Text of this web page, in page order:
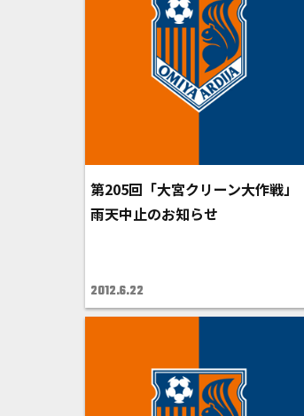
第205回「大宮クリーン大作戦」
雨天中止のお知らせ
2012.6.22